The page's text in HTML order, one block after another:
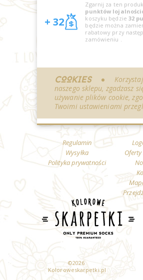
+ 32
Zgarnij za ten
punktów
koszyku będzie 32
będzie można
rabatowy przy
zamówieniu .
COOKIES
naszego sklepu, zgadzasz
używanie plików cookie,
Twoimi ustawieniami
Regulamin
Wysyłka
Polityka prywatności
©2026
Koloroweskarpetki.pl